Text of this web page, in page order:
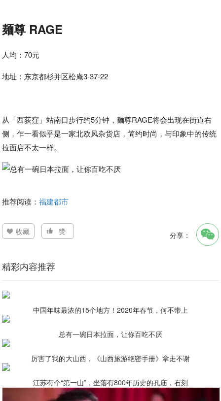
麺尊 RAGE
人均：70元
地址：东京都杉并区松庵3-37-22
从「西荻窪」站南口步行约5分钟，麺尊RAGE将会出现在街道右
侧，乍一看似乎是一家北欧风杂货店，简约时尚，与印象中的传统
拉面店不太一样。
推荐阅读：福建都市
收藏 赞 分享：
精彩内容推荐
中国年味最浓的15个地方！2020年春节，何不带上
总有一碗日本拉面，让你百吃不厌
厉害了我的大山西，《山西旅游绝密手册》拿走不谢
江苏有个“第一山”，坐落有800年历史的孔庙，石刻